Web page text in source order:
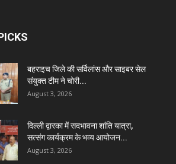
बहराइच जिले की सर्विलांस और साइबर सेल
संयुक्त टीम ने चोरी...
August 3, 2026
दिल्ली द्वारका में सदभावना शांति यात्रा,
सत्संग कार्यक्रम के भव्य आयोजन...
August 3, 2026